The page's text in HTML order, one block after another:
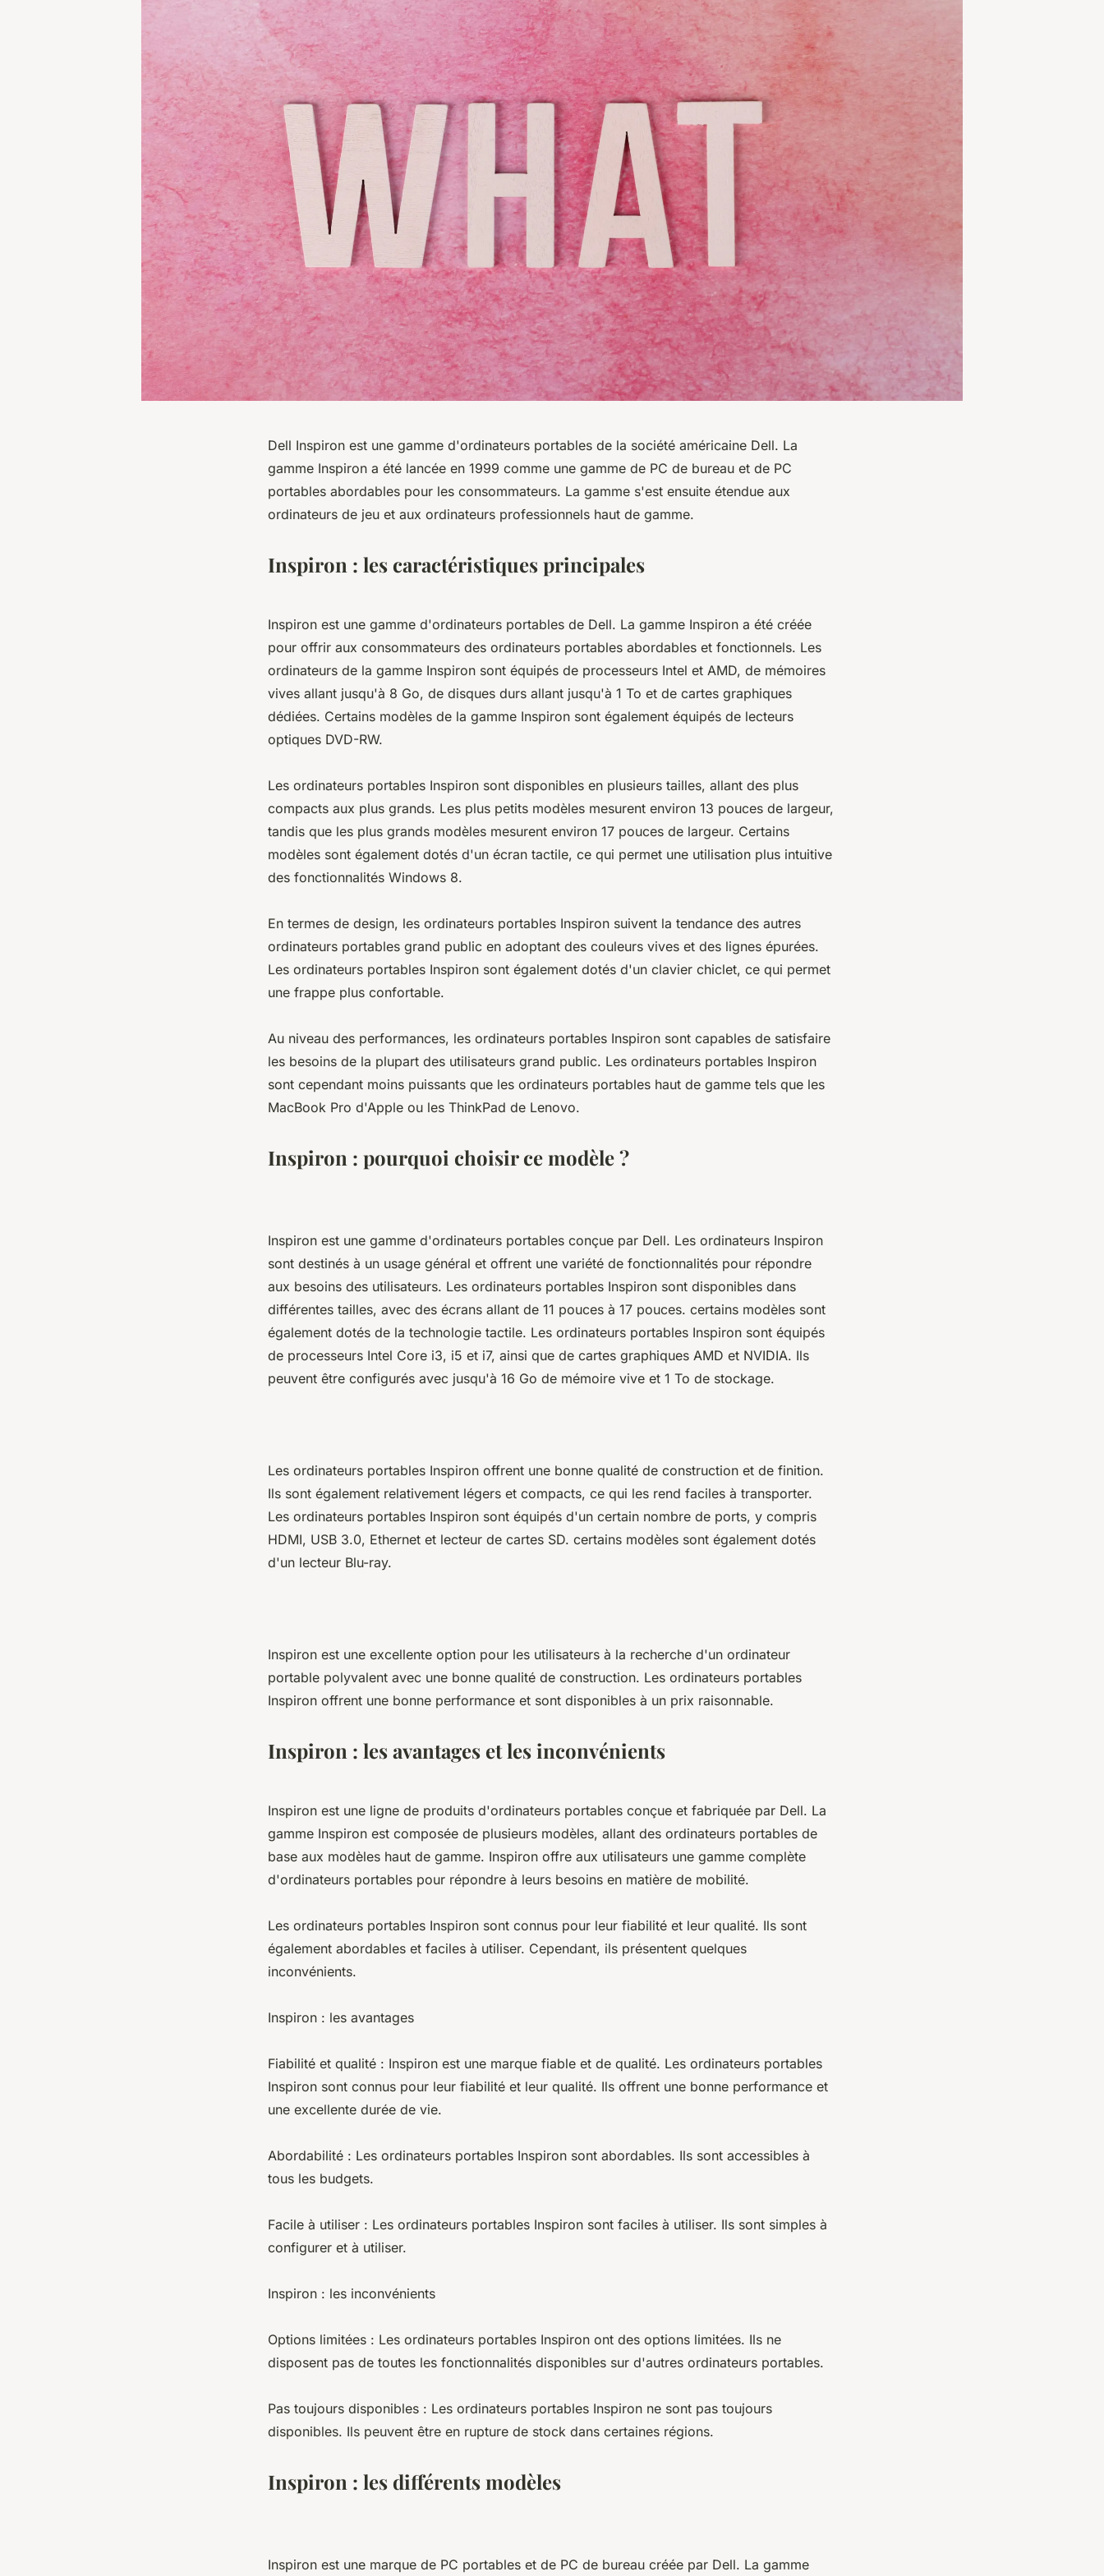
Dell Inspiron est une gamme d'ordinateurs portables de la société américaine Dell. La
gamme Inspiron a été lancée en 1999 comme une gamme de PC de bureau et de PC
portables abordables pour les consommateurs. La gamme s'est ensuite étendue aux
ordinateurs de jeu et aux ordinateurs professionnels haut de gamme.
Inspiron : les caractéristiques principales
Inspiron est une gamme d'ordinateurs portables de Dell. La gamme Inspiron a été créée
pour offrir aux consommateurs des ordinateurs portables abordables et fonctionnels. Les
ordinateurs de la gamme Inspiron sont équipés de processeurs Intel et AMD, de mémoires
vives allant jusqu'à 8 Go, de disques durs allant jusqu'à 1 To et de cartes graphiques
dédiées. Certains modèles de la gamme Inspiron sont également équipés de lecteurs
optiques DVD-RW.
Les ordinateurs portables Inspiron sont disponibles en plusieurs tailles, allant des plus
compacts aux plus grands. Les plus petits modèles mesurent environ 13 pouces de largeur,
tandis que les plus grands modèles mesurent environ 17 pouces de largeur. Certains
modèles sont également dotés d'un écran tactile, ce qui permet une utilisation plus intuitive
des fonctionnalités Windows 8.
En termes de design, les ordinateurs portables Inspiron suivent la tendance des autres
ordinateurs portables grand public en adoptant des couleurs vives et des lignes épurées.
Les ordinateurs portables Inspiron sont également dotés d'un clavier chiclet, ce qui permet
une frappe plus confortable.
Au niveau des performances, les ordinateurs portables Inspiron sont capables de satisfaire
les besoins de la plupart des utilisateurs grand public. Les ordinateurs portables Inspiron
sont cependant moins puissants que les ordinateurs portables haut de gamme tels que les
MacBook Pro d'Apple ou les ThinkPad de Lenovo.
Inspiron : pourquoi choisir ce modèle ?
Inspiron est une gamme d'ordinateurs portables conçue par Dell. Les ordinateurs Inspiron
sont destinés à un usage général et offrent une variété de fonctionnalités pour répondre
aux besoins des utilisateurs. Les ordinateurs portables Inspiron sont disponibles dans
différentes tailles, avec des écrans allant de 11 pouces à 17 pouces. certains modèles sont
également dotés de la technologie tactile. Les ordinateurs portables Inspiron sont équipés
de processeurs Intel Core i3, i5 et i7, ainsi que de cartes graphiques AMD et NVIDIA. Ils
peuvent être configurés avec jusqu'à 16 Go de mémoire vive et 1 To de stockage.
Les ordinateurs portables Inspiron offrent une bonne qualité de construction et de finition.
Ils sont également relativement légers et compacts, ce qui les rend faciles à transporter.
Les ordinateurs portables Inspiron sont équipés d'un certain nombre de ports, y compris
HDMI, USB 3.0, Ethernet et lecteur de cartes SD. certains modèles sont également dotés
d'un lecteur Blu-ray.
Inspiron est une excellente option pour les utilisateurs à la recherche d'un ordinateur
portable polyvalent avec une bonne qualité de construction. Les ordinateurs portables
Inspiron offrent une bonne performance et sont disponibles à un prix raisonnable.
Inspiron : les avantages et les inconvénients
Inspiron est une ligne de produits d'ordinateurs portables conçue et fabriquée par Dell. La
gamme Inspiron est composée de plusieurs modèles, allant des ordinateurs portables de
base aux modèles haut de gamme. Inspiron offre aux utilisateurs une gamme complète
d'ordinateurs portables pour répondre à leurs besoins en matière de mobilité.
Les ordinateurs portables Inspiron sont connus pour leur fiabilité et leur qualité. Ils sont
également abordables et faciles à utiliser. Cependant, ils présentent quelques
inconvénients.
Inspiron : les avantages
Fiabilité et qualité : Inspiron est une marque fiable et de qualité. Les ordinateurs portables
Inspiron sont connus pour leur fiabilité et leur qualité. Ils offrent une bonne performance et
une excellente durée de vie.
Abordabilité : Les ordinateurs portables Inspiron sont abordables. Ils sont accessibles à
tous les budgets.
Facile à utiliser : Les ordinateurs portables Inspiron sont faciles à utiliser. Ils sont simples à
configurer et à utiliser.
Inspiron : les inconvénients
Options limitées : Les ordinateurs portables Inspiron ont des options limitées. Ils ne
disposent pas de toutes les fonctionnalités disponibles sur d'autres ordinateurs portables.
Pas toujours disponibles : Les ordinateurs portables Inspiron ne sont pas toujours
disponibles. Ils peuvent être en rupture de stock dans certaines régions.
Inspiron : les différents modèles
Inspiron est une marque de PC portables et de PC de bureau créée par Dell. La gamme